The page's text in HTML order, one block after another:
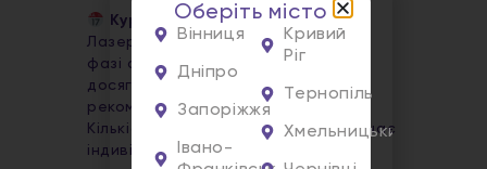
Курс процедур
Лазер впливає лише на волосся у
фазі активного росту, тому для
досягнення бажаного результату
рекомендуєтьсякурс процедур
Кількість сеансів спеціаліст визначає
індивідуально після консультації.
Оберіть місто
Вінниця
Дніпро
Запоріжжя
Івано-
Кривий
Ріг
Тернопіль
Хмельницький